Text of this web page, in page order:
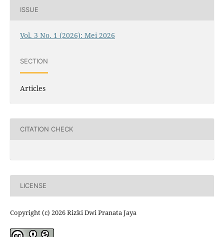
ISSUE
Vol. 3 No. 1 (2026): Mei 2026
SECTION
Articles
CITATION CHECK
LICENSE
Copyright (c) 2026 Rizki Dwi Pranata Jaya